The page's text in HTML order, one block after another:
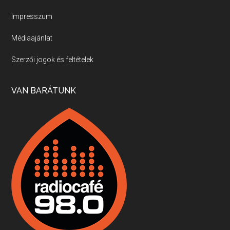
Villány, kékfrankos, Jackfall
Apr 17, 2026 • 00:35:38
Boston, teadélután, bab és homár
Apr 9, 2026 • 00:37:17
Fermentáljunk, a testünk meghálálja!
Apr 3, 2026 • 00:36:07
Impresszum
Médiaajánlat
Szerzői jogok és feltételek
VAN BARÁTUNK